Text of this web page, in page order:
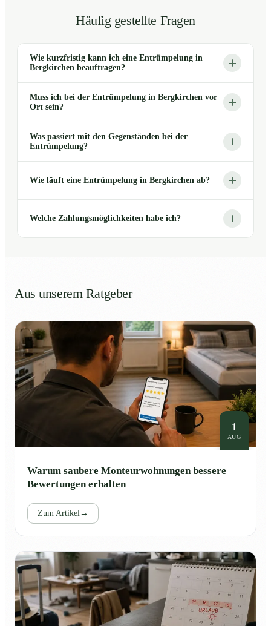
Häufig gestellte Fragen
Wie kurzfristig kann ich eine Entrümpelung in
Bergkirchen beauftragen?
Muss ich bei der Entrümpelung in Bergkirchen vor
Ort sein?
Was passiert mit den Gegenständen bei der
Entrümpelung?
Wie läuft eine Entrümpelung in Bergkirchen ab?
Welche Zahlungsmöglichkeiten habe ich?
Aus unserem Ratgeber
1
AUG
Warum saubere Monteurwohnungen bessere
Bewertungen erhalten
Zum Artikel→